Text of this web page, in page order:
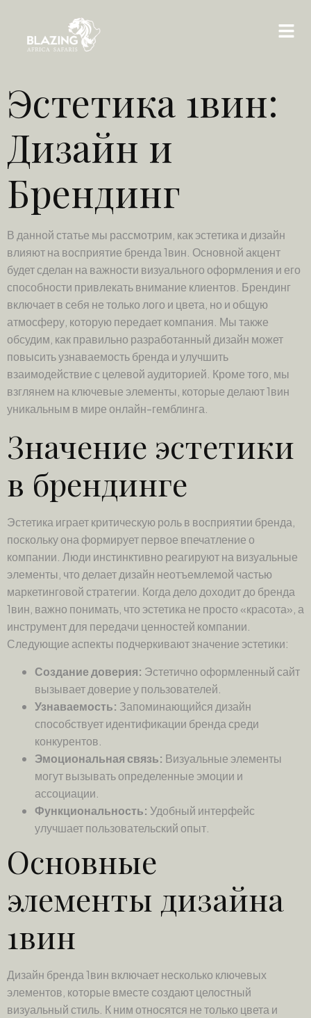
Эстетика 1вин:
Дизайн и
Брендинг
В данной статье мы рассмотрим, как эстетика и дизайн
влияют на восприятие бренда 1вин. Основной акцент
будет сделан на важности визуального оформления и его
способности привлекать внимание клиентов. Брендинг
включает в себя не только лого и цвета, но и общую
атмосферу, которую передает компания. Мы также
обсудим, как правильно разработанный дизайн может
повысить узнаваемость бренда и улучшить
взаимодействие с целевой аудиторией. Кроме того, мы
взглянем на ключевые элементы, которые делают 1вин
уникальным в мире онлайн-гемблинга.
Значение эстетики
в брендинге
Эстетика играет критическую роль в восприятии бренда,
поскольку она формирует первое впечатление о
компании. Люди инстинктивно реагируют на визуальные
элементы, что делает дизайн неотъемлемой частью
маркетинговой стратегии. Когда дело доходит до бренда
1вин, важно понимать, что эстетика не просто «красота», а
инструмент для передачи ценностей компании.
Следующие аспекты подчеркивают значение эстетики:
Создание доверия: Эстетично оформленный сайт
вызывает доверие у пользователей.
Узнаваемость: Запоминающийся дизайн
способствует идентификации бренда среди
конкурентов.
Эмоциональная связь: Визуальные элементы
могут вызывать определенные эмоции и
ассоциации.
Функциональность: Удобный интерфейс
улучшает пользовательский опыт.
Основные
элементы дизайна
1вин
Дизайн бренда 1вин включает несколько ключевых
элементов, которые вместе создают целостный
визуальный стиль. К ним относятся не только цвета и